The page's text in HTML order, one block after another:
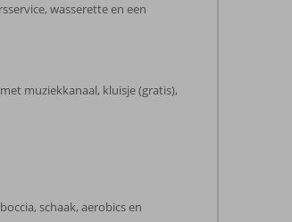
wasserette en een
muziekkanaal, kluisje (gratis),
schaak, aerobics en